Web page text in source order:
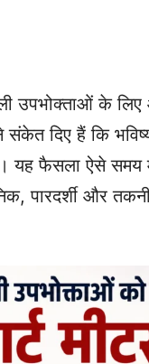
उपभोक्ताओं के लिए
दिए हैं कि
यह फैसला ऐसे समय
पारदर्शी और